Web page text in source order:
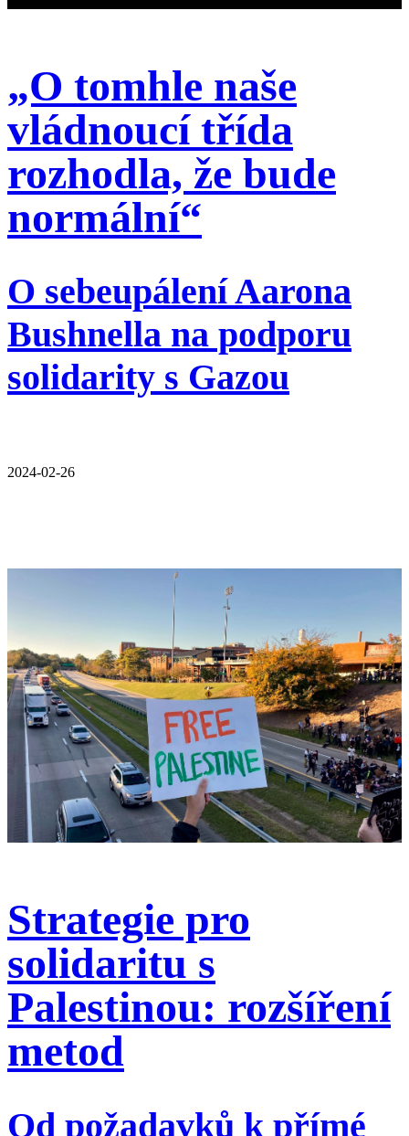
„O tomhle naše
vládnoucí třída
rozhodla, že bude
normální“
O sebeupálení Aarona
Bushnella na podporu
solidarity s Gazou
2024-02-26
Strategie pro
solidaritu s
Palestinou: rozšíření
metod
Od požadavků k přímé